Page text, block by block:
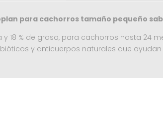
para cachorros tamaño pequeño
18 % de grasa, para cachorros hasta 24
y anticuerpos naturales que